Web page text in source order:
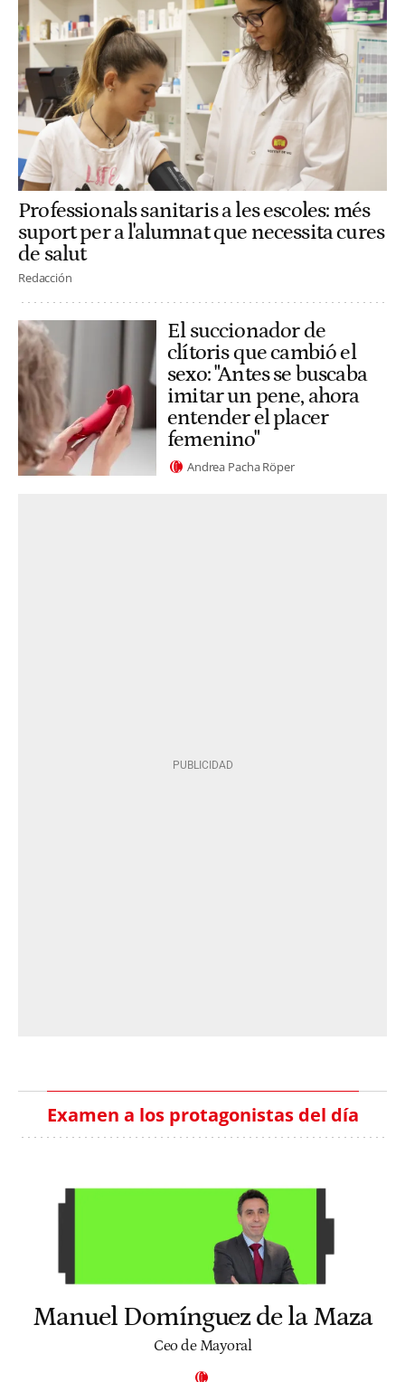
Professionals sanitaris a les escoles: més
suport per a l'alumnat que necessita cures
de salut
Redacción
El succionador de
clítoris que cambió el
sexo: "Antes se buscaba
imitar un pene, ahora
entender el placer
femenino"
Andrea Pacha Röper
Examen a los protagonistas del día
Manuel Domínguez de la Maza
Ceo de Mayoral